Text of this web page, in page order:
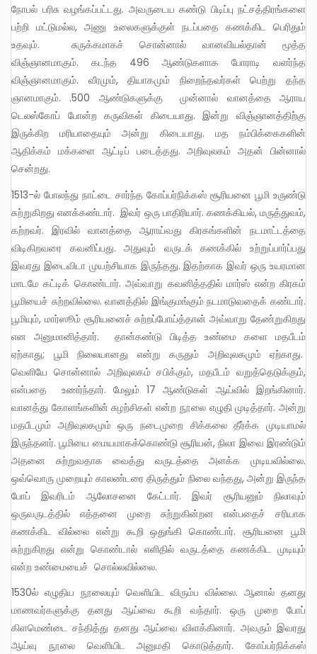
நோபல் பரிசு வழங்கப்பட்டது. அவருடைய கண்டு பிடிப்பு நட்சத்திரங்களை
பற்றி மட்டுமல்ல, அணு உலைகளுக்குள் நடப்பதை கணக்கிட பெரிதும்
உதவும். சுருக்கமாகச் சொன்னால் வானவியல்தான் மூத்த
விஞ்ஞானமாகும். கடந்த 496 ஆண்டுகளாக போராடி வளர்ந்த
விஞ்ஞானமாகும். வீரமும், தியாகமும் நிறைந்தவர்கள் பெற்று தந்த
ஞானமாகும். .500 ஆண்டுகளுக்கு முன்னால் வானத்தை ஆராய
டெலஸ்கோப் போன்ற கருவிகள் கிடையாது. இன்று விஞ்ஞானத்திற்கு
இருக்கிற மரியாதையும் அன்று கிடையாது. மத நம்பிக்கைகளின்
ஆதிக்கம் மக்களை ஆட்டிப் படைத்தது. அறிவுலகம் அதன் பின்னால்
சென்றது.
1513-ல் போலந்து நாட்டை சார்ந்த கோப்பர்நிக்கஸ் சூரியனை பூமி உருண்டு
சுற்றுகிறது எனக்கண்டார். இவர் ஒரு பாதிரியார். கணக்கியல், மருத்துவம்,
கற்றவர். இரவில் வானத்தை ஆராய்வது கிரகங்களின் நடமாட்டத்தை
விடிகிறவரை கவனிப்பது. அதுவும் வருடக் கணக்கில் உற்றுப்பார்ப்பது
இவரது இடைவிடா முயற்சியாக இருந்தது. இதற்காக இவர் ஒரு உயரமான
மாடமே கட்டிக் கொண்டார். அவ்வாறு கவனித்ததில் மார்ஸ் என்ற கிரகம்
பூமியைச் சுற்றவில்லை. வானத்தில் இங்குமங்கும் நடமாடுவதைக் கண்டார்.
பூமியும், மார்ஸூம் சூரியனைச் சுற்றப்போய்த்தான் அவ்வாறு தேண்றுகிறது
என அனுமானித்தார். தான்கண்டு பிடித்த உண்மை களை மதபீடம்
ஏற்காது; பூமி நிலையானது என்று கருதும் அறிவுலகமும் ஏற்காது.
வெளியே சொன்னால் அறிவுலகம் சபிக்கும், மதபீடம் வறுத்தெடுக்கும்,
என்பதை உணர்ந்தார். மேலும் 17 ஆண்டுகள் ஆய்வில் இறங்கினார்.
வானத்து கோளங்களின் சுழற்சிகள் என்ற நூலை எழுதி முடித்தார். அன்று
மதபீடமும் அறிவுலகமும் ஒரு நடைமுறை சிக்கலை தீர்க்க முடியாமல்
இருந்தனர். பூமியை மையமாகக்கொண்டு சூரியன், நிலா இவை இரண்டும்
அதனை சுற்றுவதாக வைத்து வருடத்தை அளக்க முடியவில்லை.
ஒவ்வொரு முறையும் காலண்டரை திருத்தும் நிலை வந்தது, அன்று இருந்த
போப் இவரிடம் ஆலோசனை கேட்டார். இவர் சூரியனும் நிலாவும்
ஒருவருடத்தில் எத்தனை முறை சுற்றுகின்றன என்பதைச் சரியாக
கணக்கிட வில்லை என்று கூறி ஒதுங்கி கொண்டார். சூரியனை பூமி
சுற்றுகிறது என்று கொண்டால் எளிதில் வருடத்தை கணக்கிட முடியும்
என்ற உண்மையைச் சொல்லவில்லை.
1530ல் எழுதிய நூலையும் வெளியிட விரும்ப வில்லை. ஆனால் தனது
மாணவர்களுக்கு தனது ஆய்வை கூறி வந்தார். ஒரு முறை போப்
கிளமெண்டை சந்தித்து தனது ஆய்வை விளக்கினார். அவரும் இவரது
ஆய்வு நூலை வெளியிட அனுமதி கொடுத்தார். கோப்பர்நிக்கஸ்